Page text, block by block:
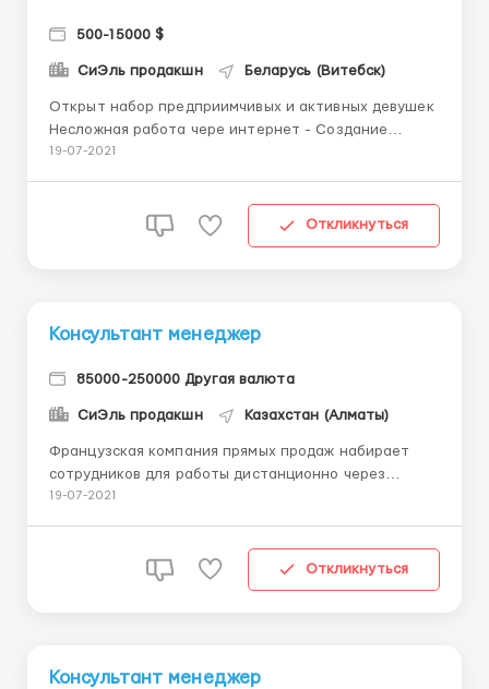
500-15000 $
СиЭль продакшн Беларусь (Витебск)
Открыт набор предприимчивых и активных девушек
Несложная работа чере интернет - Создание
клиентской и партнерской базы с нуля -
заказов - Информационное сопровождение
Требования к соискателю - Приветли...
19-07-2021
Откликнуться
Консультант менеджер
85000-250000 Другая валюта
СиЭль продакшн Казахстан (Алматы)
Французская компания прямых продаж набирает
сотрудников для работы дистанционно через
интернет в режиме home office Несложная
компании и развитие продаж через интернет-
магазин. Поиск и привлечение ...
19-07-2021
Откликнуться
Консультант менеджер